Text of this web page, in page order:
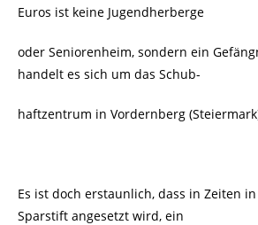
Euros ist keine Jugendherberge
oder Seniorenheim, sondern ein
handelt es sich um das Schub-
haftzentrum in Vordernberg
Es ist doch erstaunlich, dass in Zeiten
Sparstift angesetzt wird, ein